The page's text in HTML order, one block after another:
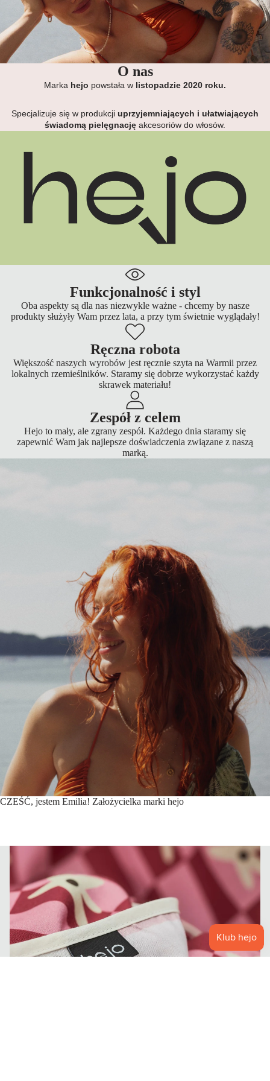
O
T
O nas
Marka hejo powstała w listopadzie 2020 roku.
Specjalizuje się w produkcji uprzyjemniających i ułatwiających
świadomą pielęgnację akcesoriów do włosów.
Funkcjonalność i styl
Oba aspekty są dla nas niezwykle ważne - chcemy by nasze
produkty służyły Wam przez lata, a przy tym świetnie wyglądały!
Ręczna robota
Większość naszych wyrobów jest ręcznie szyta na Warmii przez
lokalnych rzemieślników. Staramy się dobrze wykorzystać każdy
skrawek materiału!
Zespół z celem
Hejo to mały, ale zgrany zespół. Każdego dnia staramy się
zapewnić Wam jak najlepsze doświadczenia związane z naszą
marką.
CZEŚĆ, jestem Emilia! Założycielka marki hejo